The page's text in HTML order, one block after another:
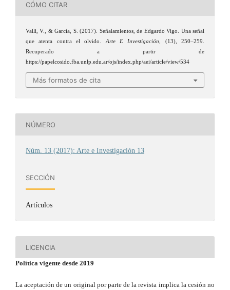
CÓMO CITAR
Valli, V., & García, S. (2017). Señalamientos, de Edgardo Vigo. Una señal
que atenta contra el olvido. Arte E Investigación
, (13), 250–259.
Recuperado a partir de
https://papelcosido.fba.unlp.edu.ar/ojs/index.php/aei/article/view/534
Más formatos de cita
NÚMERO
Núm. 13 (2017): Arte e Investigación 13
SECCIÓN
Artículos
LICENCIA
Política vigente desde 2019
La aceptación de un original por parte de la revista implica la cesión no